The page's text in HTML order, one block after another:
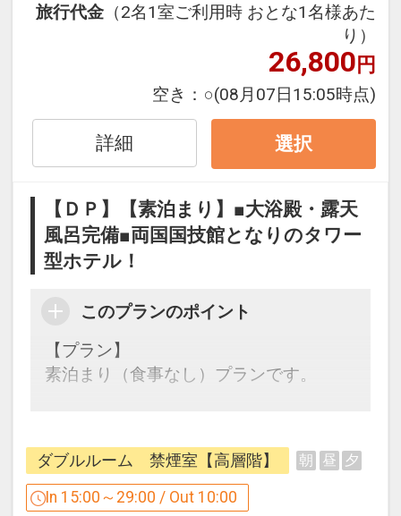
～翌2時）
コンビニエンスストア「ローソン」、
MACHI cafe
■4階
■31階
鉄板焼「THE 七海」
ネスカフェプール※遊泳夏期のみ（有料
可（無料）（営業時間 10時～22時）
【敷地内提携駐車場】先着順（予約不
可）
円/20分
※利用時間はアパホテル会員ステイタス
のチェックイン、チェックアウト時間に
旅行代金 （2名1室ご利用時 おとな1名様あた
り）
26,800円
空き： ○(08月07日15:05時点)
詳細 選択
【ＤＰ】【素泊まり】■大浴殿・露天
風呂完備■両国国技館となりのタワー
型ホテル！
このプランのポイント
【プラン】
素泊まり（食事なし）プランです。
■地下1階
大浴殿・露天風呂 宿泊者無料（営業時間
15時～翌2時、6時～10時）
ダブルルーム 禁煙室【高層階】 朝 昼 夕
In 15:00～29:00 / Out 10:00